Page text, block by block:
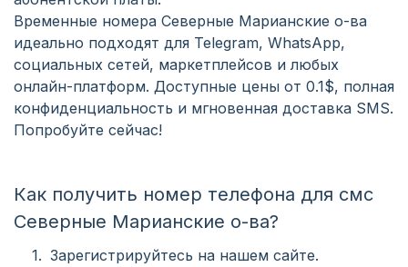
Временные номера Северные Марианские о-ва
идеально подходят для Telegram, WhatsApp,
социальных сетей, маркетплейсов и любых
онлайн-платформ. Доступные цены от 0.1$, полная
конфиденциальность и мгновенная доставка SMS.
Попробуйте сейчас!
Как получить номер телефона для смс
Северные Марианские о-ва?
Зарегистрируйтесь на нашем сайте.